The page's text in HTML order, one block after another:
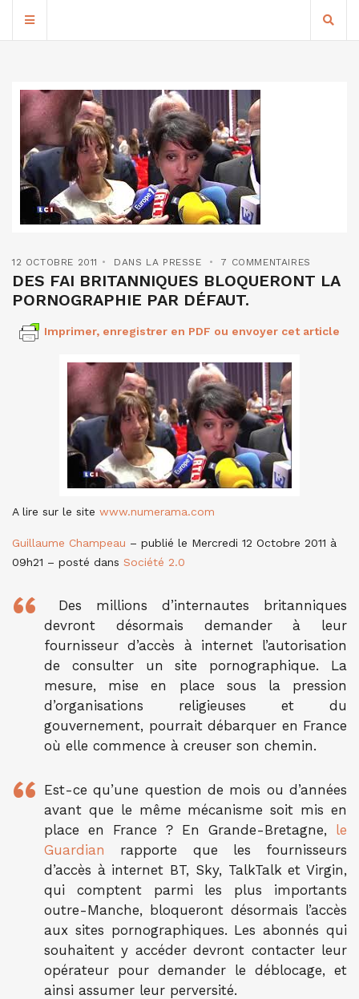
12 OCTOBRE 2011 DANS LA PRESSE 7 COMMENTAIRES
DES FAI BRITANNIQUES BLOQUERONT LA
PORNOGRAPHIE PAR DÉFAUT.
Imprimer, enregistrer en PDF ou envoyer cet article
A lire sur le site www.numerama.com
Guillaume Champeau – publié le Mercredi 12 Octobre 2011 à
09h21 – posté dans Société 2.0
Des millions d’internautes britanniques
devront désormais demander à leur
fournisseur d’accès à internet l’autorisation
de consulter un site pornographique. La
mesure, mise en place sous la pression
d’organisations religieuses et du
gouvernement, pourrait débarquer en France
où elle commence à creuser son chemin.
Est-ce qu’une question de mois ou d’années
avant que le même mécanisme soit mis en
place en France ? En Grande-Bretagne, le
Guardian rapporte que les fournisseurs
d’accès à internet BT, Sky, TalkTalk et Virgin,
qui comptent parmi les plus importants
outre-Manche, bloqueront désormais l’accès
aux sites pornographiques. Les abonnés qui
souhaitent y accéder devront contacter leur
opérateur pour demander le déblocage, et
ainsi assumer leur perversité.